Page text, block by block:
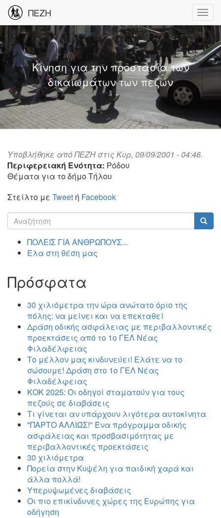
ΠΕΖΗ
Δήμοι Δήμος Τήλου
Κίνηση για την προστασία των
δικαιωμάτων των πεζών
Υποβλήθηκε απόΠΕΖΗ στις Κυρ, 09/09/2001 - 04:46.
Περιφερειακή Ενότητα: Ρόδου
Θέματα για το δήμο Τήλου
Στείλτο με Tweet ή Facebook
Φόρμα
αναζήτησης
ΠΟΛΕΙΣ ΓΙΑ ΑΝΘΡΩΠΟΥΣ...
Έλα στη θέση μας
Πρόσφατα
30 χιλιόμετρα την ώρα ανώτατο όριο της
πόλης: να μείνει και να επεκταθεί
Δράση οδικής ασφάλειας με περιβαλλοντικές
προεκτάσεις από το 1ο ΓΕΛ Νέας
Φιλαδέλφειας
Το μέλλον μας κινδυνεύει! Ελάτε να το
σώσουμε! Δράση στο 1ο ΓΕΛ Νέας
Φιλαδέλφειας
ΚΟΚ 2025: Οι οδηγοί σταματούν για τους
πεζούς σε διαβάσεις
Τι γίνεται αν υπάρχουν λιγότερα αυτοκίνητα
"ΠΑΡΤΟ ΑΛΛΙΏΣ!" Ένα πρόγραμμα οδικής
ασφάλειας και προσβασιμότητας με
περιβαλλοντικές προεκτάσεις
30 χιλιόμετρα
Πορεία στην Κυψέλη για παιδική χαρά και
άλλα πολλά!
Υπερυψωμένες διαβάσεις
Οι πιο επικίνδυνες χώρες της Ευρώπης για
οδήγηση